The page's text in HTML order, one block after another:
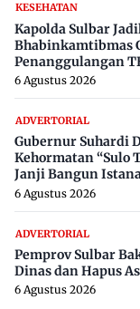
KESEHATAN
Kapolda Sulbar
Bhabinkamtibmas
Penanggulangan
di 650 Desa
6 Agustus 2026
ADVERTORIAL
Gubernur Suhardi
Kehormatan “Sulo
Janji Bangun
6 Agustus 2026
ADVERTORIAL
Pemprov Sulbar
Dinas dan Hapus
6 Agustus 2026